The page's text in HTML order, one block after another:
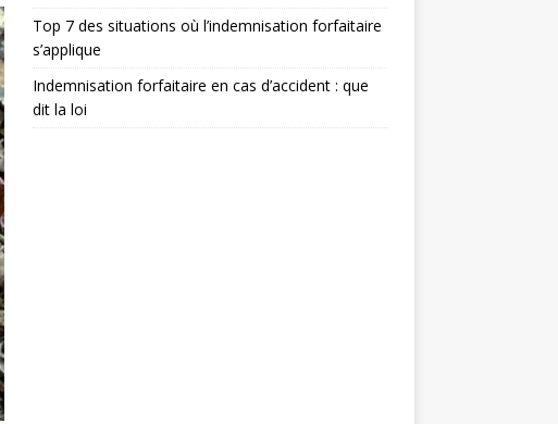
Top 7 des situations où l’indemnisation forfaitaire
s’applique
Indemnisation forfaitaire en cas d’accident : que
dit la loi